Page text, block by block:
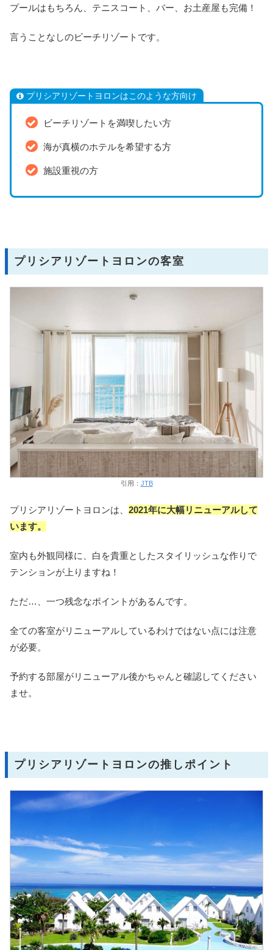
プールはもちろん、テニスコート、バー、お土産屋も完備！
言うことなしのビーチリゾートです。
プリシアリゾートヨロンはこのような方向け
ビーチリゾートを満喫したい方
海が真横のホテルを希望する方
施設重視の方
プリシアリゾートヨロンの客室
引用： JTB
プリシアリゾートヨロンは、 2021年に大幅リニューアルして
います。
室内も外観同様に、白を貴重としたスタイリッシュな作りで
テンションが上りますね！
ただ…、一つ残念なポイントがあるんです。
全ての客室がリニューアルしているわけではない点には注意
が必要。
予約する部屋がリニューアル後かちゃんと確認してください
ませ。
プリシアリゾートヨロンの推しポイント